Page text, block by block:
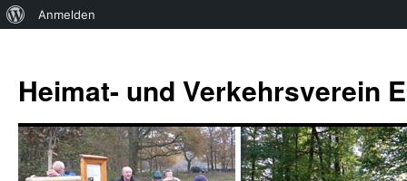
Über
Anmelden
springen
Heimat- und Verkehrsverein